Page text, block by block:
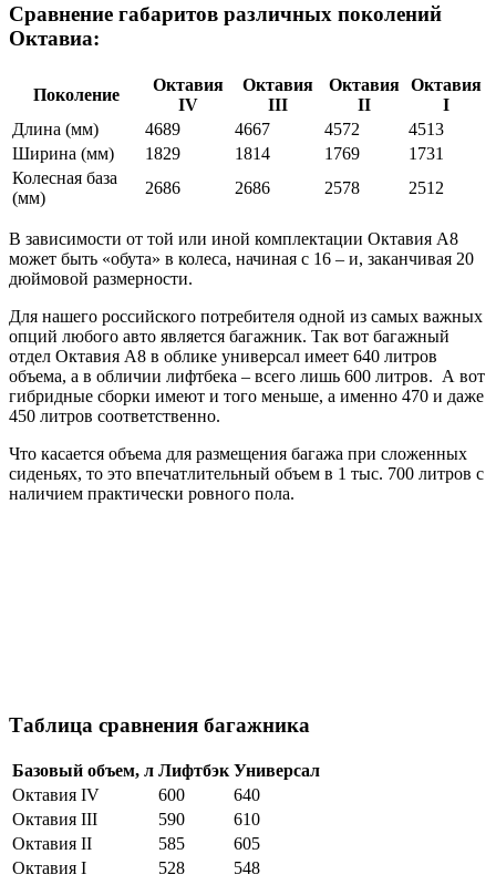
Сравнение габаритов различных поколений
Октавиа:
Поколение
Октавия
IV
Октавия
III
Октавия
II
Октавия
I
Длина (мм)
4689 4667 4572
4513
Ширина (мм)
1829 1814 1769
1731
Колесная база
(мм)
2686 2686 2578 2512
В зависимости от той или иной комплектации Октавия А8
может быть «обута» в колеса, начиная с 16 – и, заканчивая 20
дюймовой размерности.
Для нашего российского потребителя одной из самых важных
опций любого авто является багажник. Так вот багажный
отдел Октавия А8 в облике универсал имеет 640 литров
объема, а в обличии лифтбека – всего лишь 600 литров. А вот
гибридные сборки имеют и того меньше, а именно 470 и даже
450 литров соответственно.
Что касается объема для размещения багажа при сложенных
сиденьях, то это впечатлительный объем в 1 тыс. 700 литров с
наличием практически ровного пола.
Таблица сравнения багажника
Базовый объем, л Лифтбэк Универсал
Октавия IV
600
640
Октавия III
590
610
Октавия II
585
605
Октавия I
528 548